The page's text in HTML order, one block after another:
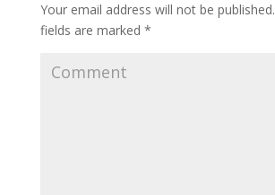
Your email address will not be published.
fields are marked *